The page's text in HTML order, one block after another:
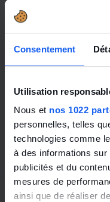
Consentement
Utilisation
Nous et nos 1022
personnelles, telles
technologies comme
à des informations sur
publicités et du
mesures de
ainsi que de réaliser
dates
comme les
le 1er janvier 2022
Toute l'actualité